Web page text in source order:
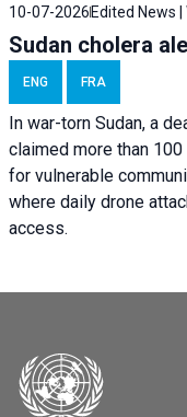
10-07-2026 Edited News |
Sudan cholera
ENG FRA
In war-torn Sudan, a
claimed more than
for vulnerable
where daily drone
access.